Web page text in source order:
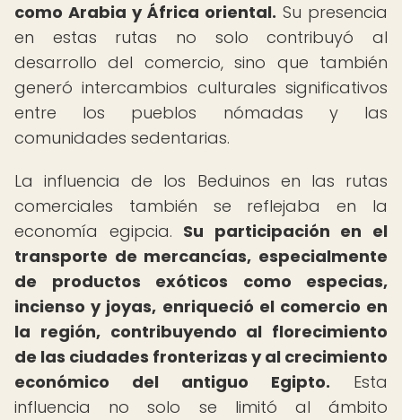
como Arabia y África oriental. Su presencia
en estas rutas no solo contribuyó al
desarrollo del comercio, sino que también
generó intercambios culturales significativos
entre los pueblos nómadas y las
comunidades sedentarias.
La influencia de los Beduinos en las rutas
comerciales también se reflejaba en la
economía egipcia. Su participación en el
transporte de mercancías, especialmente
de productos exóticos como especias,
incienso y joyas, enriqueció el comercio en
la región, contribuyendo al florecimiento
de las ciudades fronterizas y al crecimiento
económico del antiguo Egipto. Esta
influencia no solo se limitó al ámbito